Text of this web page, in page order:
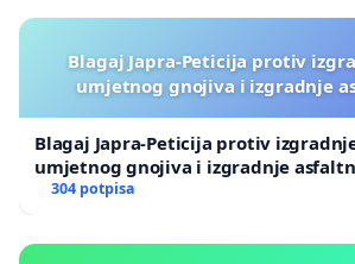
Blagaj Japra-Peticija protiv
umjetnog gnojiva i izgradnje
Blagaj Japra-Peticija protiv
umjetnog gnojiva i izgradnje
304 potpisa